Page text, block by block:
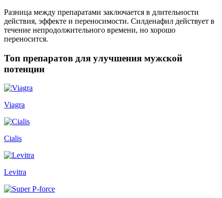
Разница между препаратами заключается в длительности
действия, эффекте и переносимости. Силденафил действует в
течение непродолжительного времени, но хорошо
переносится.
Топ препаратов для улучшения мужской
потенции
Viagra
Cialis
Levitra